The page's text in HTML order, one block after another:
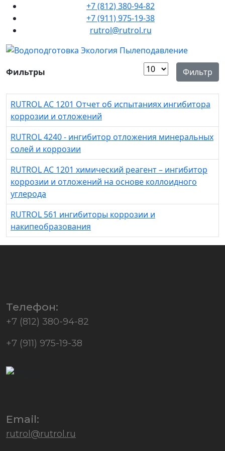
+7 (812) 380-94-82
+7 (911) 975-19-38
rutrol@rutrol.ru
Фильтры Кол-во строк:Фильтр
RUTROL AC 1201 Отчет об испытаниях ингибитора
коррозии и отложений
RUTROL 4240 - ингибитор отложения минеральных
солей и коррозии
RUTROL AC 1201 химический реагент – ингибитор
коррозии и отложений на основе коллоидного
углерода
RUTROL 561 ингибиторы коррозии и
накипеобразования
Телефон:
+7 (812) 380-94-82
+7 (911) 975-19-38
Email:
rutrol@rutrol.ru